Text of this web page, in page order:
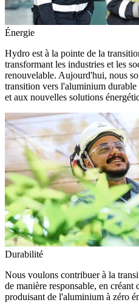
Énergie
Hydro est à la pointe de la
transformant les industries et les
renouvelable. Aujourd'hui, nous
transition vers l'aluminium durable
et aux nouvelles solutions
Durabilité
Nous voulons contribuer à la
de manière responsable, en créant
produisant de l'aluminium à zéro